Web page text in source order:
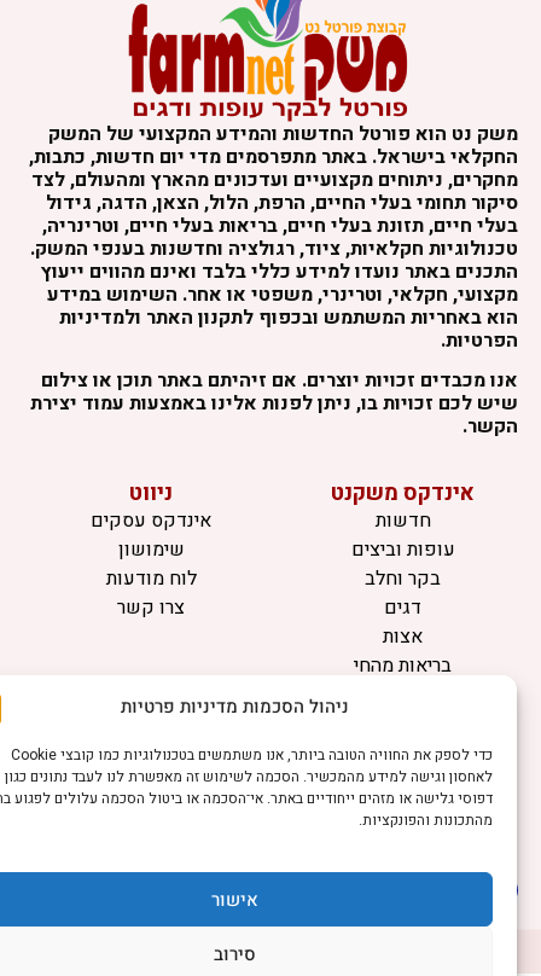
ניהול הסכמות מדיניות פרטיות
כדי לספק את החוויה הטובה ביותר, אנו משתמשים בטכנולוגיות כמו קובצי Cookie
לאחסון וגישה למידע מהמכשיר. הסכמה לשימוש זה מאפשרת לנו לעבד נתונים כגון
דפוסי גלישה או מזהים ייחודיים באתר. אי־הסכמה או ביטול הסכמה עלולים לפגוע בחלק
מהתכונות והפונקציות.
אישור
סירוב
נט הוא פורטל החדשות והמידע המקצועי של המשק
בישראל. באתר מתפרסמים מדי יום חדשות, כתבות,
ניתוחים מקצועיים ועדכונים מהארץ ומהעולם, לצד
תחומי בעלי החיים, הרפת, הלול, הצאן, הדגה, גידול
חיים, תזונת בעלי חיים, בריאות בעלי חיים, וטרינריה,
חקלאיות, ציוד, רגולציה וחדשנות בענפי המשק.
באתר נועדו למידע כללי בלבד ואינם מהווים ייעוץ
חקלאי, וטרינרי, משפטי או אחר. השימוש במידע
באחריות המשתמש ובכפוף לתקנון האתר ולמדיניות
מכבדים זכויות יוצרים. אם זיהיתם באתר תוכן או צילום
לכם זכויות בו, ניתן לפנות אלינו באמצעות עמוד יצירת
אינדקס משקנט
חדשות
עופות וביצים
בקר וחלב
דגים
אצות
בריאות מהחי
ניווט
אינדקס עסקים
שימושון
לוח מודעות
צרו קשר
מידע
תקנון
הרשמה לניוזלטר
פרסמו אצלנו
©כל הזכויות שמורות למשק נט (נוסד בשנת 2011)